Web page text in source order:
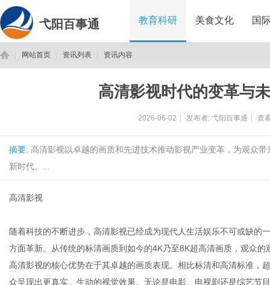
弋阳百事通 教育科研 美食文化 国
网站首页 资讯列表 资讯内容
高清影视时代的变革与
2026-06-02 发布者: 弋阳百事通 查
摘要: 高清影视以卓越的画质和先进技术推动影视产业变革，为观众
新时代。...
高清影视
随着科技的不断进步，高清影视已经成为现代人生活娱乐不可或缺的
方面革新。从传统的标清画质到如今的4K乃至8K超高清画质，观众
高清影视的核心优势在于其卓越的画质表现。相比标清和高清标准，
众呈现出更真实、生动的视觉效果。无论是电影、电视剧还是综艺节